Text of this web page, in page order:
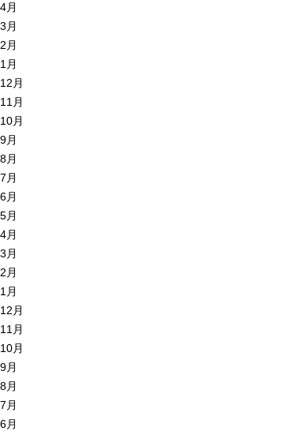
月
月
月
月
月
月
月
月
月
月
月
月
月
月
月
月
月
月
月
月
月
月
月